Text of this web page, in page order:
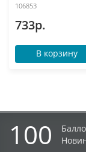
106853
733р.
В корзину
100